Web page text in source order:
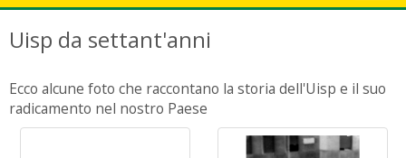
Uisp da settant'anni
Ecco alcune foto che raccontano la storia dell'Uisp e il suo
radicamento nel nostro Paese